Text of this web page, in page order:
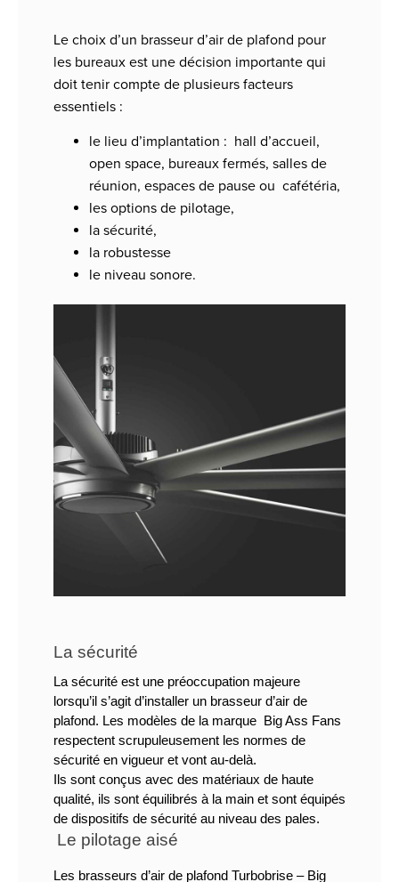
Le choix d’un brasseur d’air de plafond pour
les bureaux est une décision importante qui
doit tenir compte de plusieurs facteurs
essentiels :
le lieu d’implantation : hall d’accueil,
open space, bureaux fermés, salles de
réunion, espaces de pause ou cafétéria,
les options de pilotage,
la sécurité,
la robustesse
le niveau sonore.
La sécurité
La sécurité est une préoccupation majeure
lorsqu’il s’agit d’installer un brasseur d’air de
plafond. Les modèles de la marque  Big Ass Fans
respectent scrupuleusement les normes de
sécurité en vigueur et vont au-delà.
Ils sont conçus avec des matériaux de haute
qualité, ils sont équilibrés à la main et sont équipés
de dispositifs de sécurité au niveau des pales.
Le pilotage aisé
Les brasseurs d’air de plafond Turbobrise – Big